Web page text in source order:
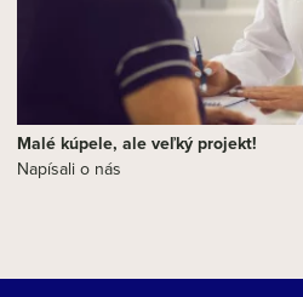
Malé kúpele, ale veľký projekt!
Napísali o nás